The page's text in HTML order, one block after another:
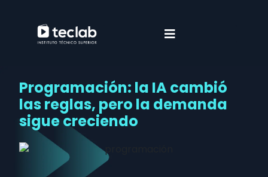
Programación: la IA cambió
las reglas, pero la demanda
sigue creciendo